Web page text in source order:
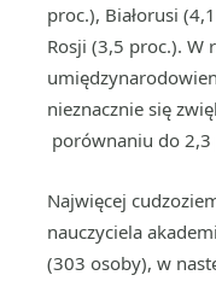
proc.), Białorusi
Rosji (3,5 proc.). W
nieznacznie się
porównaniu do
Najwięcej
nauczyciela
(303 osoby), w